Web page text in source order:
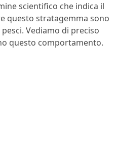
scientifico che indica il
questo stratagemma sono
Vediamo di preciso
questo comportamento.